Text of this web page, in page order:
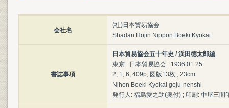
会社名
(社)日本貿易協会
Shadan Hojin Nippon Boeki Kyokai
書誌事項
日本貿易協会五十年史 / 浜田徳太郎編
東京 : 日本貿易協会 : 1936.01.25
2, 1, 6, 409p, 図版13枚 ; 23cm
Nihon Boeki Kyokai goju-nenshi
発行人: 福島愛之助(奥付) ; 印刷: 中屋三間